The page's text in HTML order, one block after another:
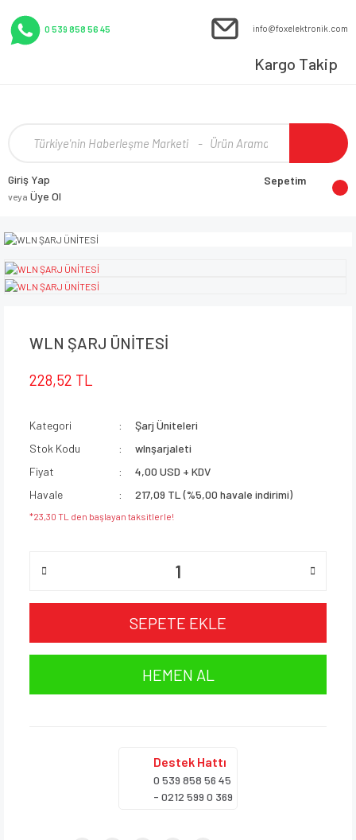
0 539 858 56 45 info@foxelektronik.com
Kargo Takip
Giriş Yap
veya Üye Ol
Sepetim
WLN ŞARJ ÜNİTESİ
228,52 TL
Kategori
Şarj Üniteleri
Stok Kodu
wlnşarjaleti
Fiyat
4,00 USD + KDV
Havale
217,09 TL (%5,00 havale indirimi)
*23,30 TL den başlayan taksitlerle!
SEPETE EKLE
HEMEN AL
Destek Hattı
0 539 858 56 45
- 0212 599 0 369